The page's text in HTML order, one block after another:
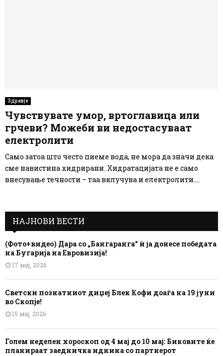
Здравје
Чувствувате умор, вртоглавица или
грчеви? Можеби ви недостасуваат
електролити
Само затоа што често пиеме вода, не мора да значи дека
сме навистина хидрирани. Хидратацијата не е само
внесување течности – таа вклучува и електролити....
НАЈНОВИ ВЕСТИ
(Фото+видео) Дара со „Бангаранга“ ѝ ја донесе победата
на Бугарија на Евровизија!
17 мај, 2026
Светски познатниот диџеј Блек Кофи доаѓа на 19 јуни
во Скопје!
15 мај, 2026
Голем неделен хороскоп од 4 мај до 10 мај: Биковите ќе
планираат заедничка иднина со партнерот